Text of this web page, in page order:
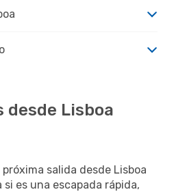
desde Lisboa
salida desde Lisboa
es una escapada rápida,